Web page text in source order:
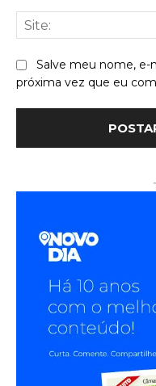
Salve meu nome, e-
próxima vez que eu